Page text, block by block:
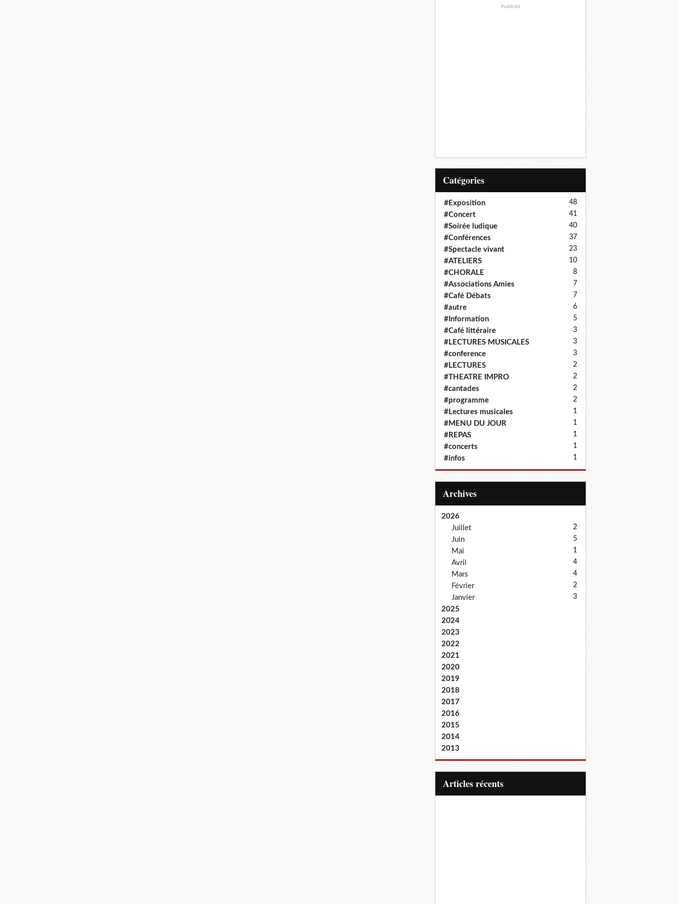
Publicité
Catégories
#Exposition 48
#Concert 41
#Soirée ludique 40
#Conférences 37
#Spectacle vivant 23
#ATELIERS 10
#CHORALE 8
#Associations Amies 7
#Café Débats 7
#autre 6
#Information 5
#Café littéraire 3
#LECTURES MUSICALES 3
#conference 3
#LECTURES 2
#THEATRE IMPRO 2
#cantades 2
#programme 2
#Lectures musicales 1
#MENU DU JOUR 1
#REPAS 1
#concerts 1
#infos 1
Archives
2026
Juillet
2
Juin 5
Mai 1
Avril 4
Mars 4
Février 2
Janvier 3
2025
2024
2023
2022
2021
2020
2019
2018
2017
2016
2015
2014
2013
articles récents